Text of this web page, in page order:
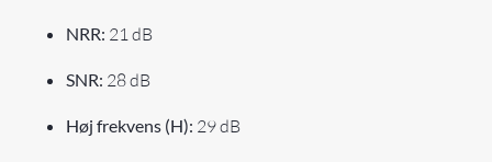
NRR: 21 dB
SNR: 28 dB
Høj frekvens (H): 29 dB